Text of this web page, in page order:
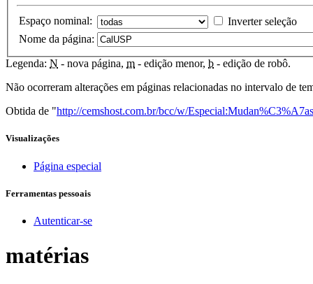
Espaço nominal:
Inverter seleção
Nome da página:
Legenda: N - nova página, m - edição menor, b - edição de robô.
Não ocorreram alterações em páginas relacionadas no intervalo de
Obtida de "http://cemshost.com.br/bcc/w/
Visualizações
Página especial
Ferramentas pessoais
Autenticar-se
matérias